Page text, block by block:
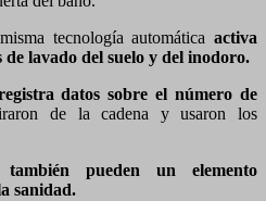
tecnología automática activa
de lavado del suelo y del inodoro.
egistra datos sobre el número de
de la cadena y usaron los
pueden un elemento
sanidad.